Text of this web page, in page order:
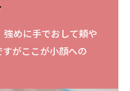
めに手でおして頬や
がここが小顔への